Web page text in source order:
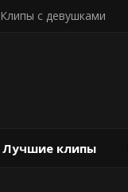
Клипы с девушками
Лучшие клипы